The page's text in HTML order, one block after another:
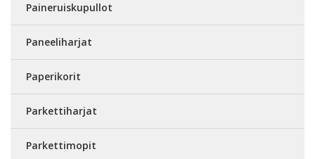
Paineruiskupullot
Paneeliharjat
Paperikorit
Parkettiharjat
Parkettimopit